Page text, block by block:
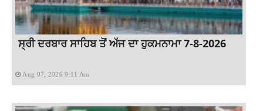
ਸ੍ਰੀ ਦਰਬਾਰ ਸਾਹਿਬ ਤੋਂ ਅੱਜ ਦਾ ਹੁਕਮਨਾਮਾ 7-8-2026
Aug 07, 2026 9:11 Am